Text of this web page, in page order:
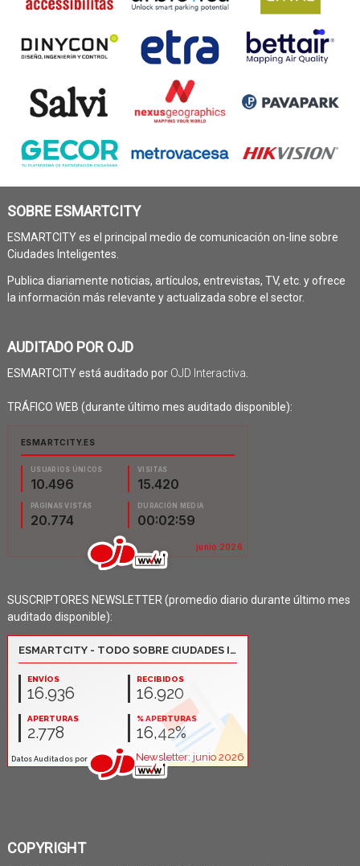
SOBRE ESMARTCITY
ESMARTCITY es el principal medio de comunicación on-line sobre
Ciudades Inteligentes.
Publica diariamente noticias, artículos, entrevistas, TV, etc. y ofrece
la información más relevante y actualizada sobre el sector.
AUDITADO POR OJD
ESMARTCITY está auditado por OJD Interactiva
TRÁFICO WEB (durante último mes auditado disponible):
SUSCRIPTORES NEWSLETTER (promedio diario durante último mes
auditado disponible):
COPYRIGHT